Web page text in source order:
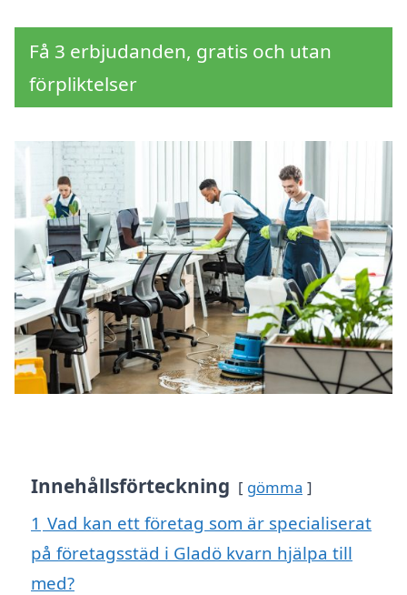
Få 3 erbjudanden, gratis och utan
förpliktelser
Innehållsförteckning gömma
1 Vad kan ett företag som är specialiserat
på företagsstäd i Gladö kvarn hjälpa till
med?